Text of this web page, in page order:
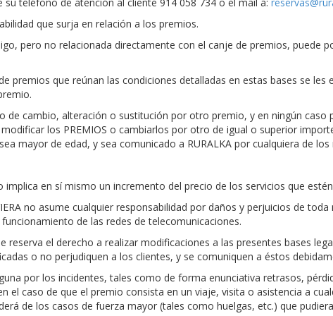
que surja en relación a los premios.
pero no relacionada directamente con el canje de premios, puede
premios que reúnan las condiciones detalladas en estas bases se
cambio, alteración o sustitución por otro premio, y en ningún caso
los PREMIOS o cambiarlos por otro de igual o superior
mayor de edad, y sea comunicado a RURALKA por cualquiera de
implica en sí mismo un incremento del precio de los servicios que
no asume cualquier responsabilidad por daños y perjuicios de
de las redes de telecomunicaciones.
reserva el derecho a realizar modificaciones a las presentes bases
o no perjudiquen a los clientes, y se comuniquen a éstos
por los incidentes, tales como de forma enunciativa retrasos,
el caso de que el premio consista en un viaje, visita o asistencia a
de los casos de fuerza mayor (tales como huelgas, etc.) que